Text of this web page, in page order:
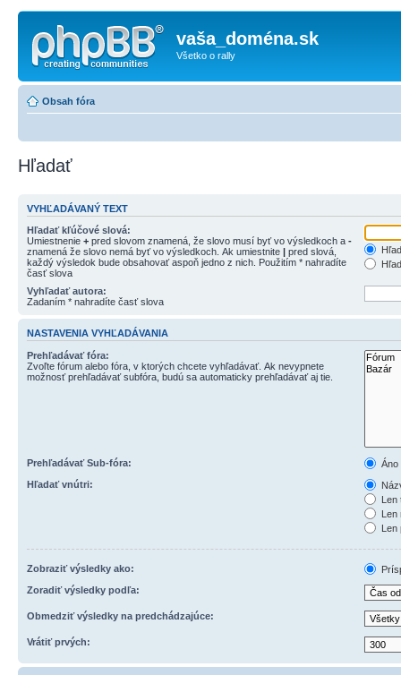
vaša_doména.sk
Všetko o rally
Obsah fóra
Hľadať
VYHĽADÁVANÝ TEXT
Hľadať kľúčové slová:
Umiestnenie + pred slovom znamená, že slovo musí byť vo výsledkoch a -
znamená že slovo nemá byť vo výsledkoch. Ak umiestnite | pred slová,
každý výsledok bude obsahovať aspoň jedno z nich. Použitím * nahradíte
časť slova
Vyhľadať autora:
Zadaním * nahradíte časť slova
NASTAVENIA VYHĽADÁVANIA
Prehľadávať fóra:
Zvoľte fórum alebo fóra, v ktorých chcete vyhľadávať. Ak nevypnete
možnosť prehľadávať subfóra, budú sa automaticky prehľadávať aj tie.
Prehľadávať Sub-fóra:
Áno
Hľadať vnútri:
Len
Len
Len
Zobraziť výsledky ako:
Zoradiť výsledky podľa:
Obmedziť výsledky na predchádzajúce:
Vrátiť prvých: